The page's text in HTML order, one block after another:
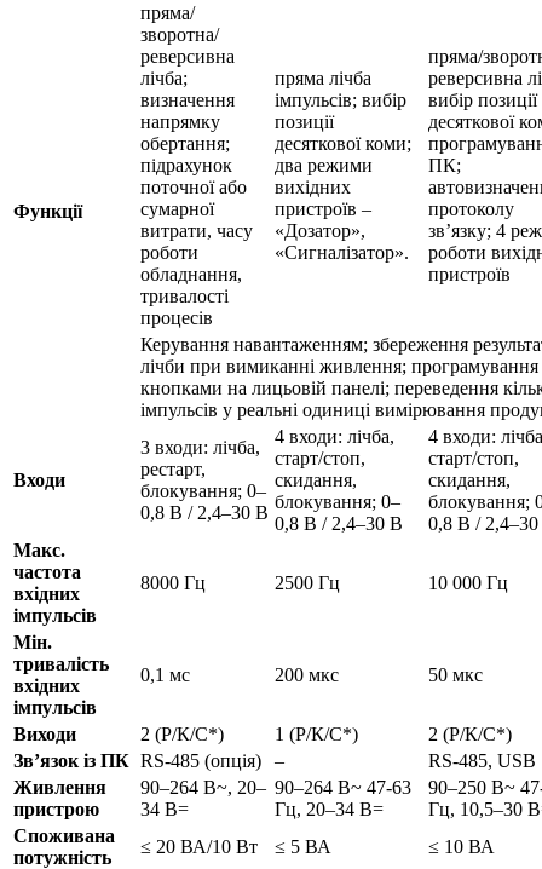
Функції
пряма/
зворотна/
реверсивна
лічба;
визначення
напрямку
обертання;
підрахунок
поточної або
сумарної
витрати, часу
роботи
обладнання,
тривалості
процесів
пряма лічба
імпульсів; вибір
позиції
десяткової коми;
два режими
вихідних
пристроїв –
«Дозатор»,
«Сигналізатор».
пряма/
реверсивна
вибір позиції
десяткової
ПК;
протоколу
зв’язку; 4
роботи
пристроїв
Керування навантаженням; збереження
лічби при вимиканні живлення; програмування
кнопками на лицьовій панелі; переведення
імпульсів у реальні одиниці вимірювання
Входи
3 входи: лічба,
рестарт,
блокування; 0–
0,8 В / 2,4–30 В
4 входи: лічба,
старт/стоп,
скидання,
блокування; 0–
0,8 В / 2,4–30 В
4 входи:
старт/стоп,
скидання,
блокування;
0,8 В /
Макс.
частота
вхідних
імпульсів
8000 Гц 2500 Гц 10 000 Гц
Мін.
тривалість
вхідних
імпульсів
0,1 мс 200 мкс 50 мкс
Виходи 2 (Р/К/С*) 1 (Р/К/С*)
2 (Р/К/С*)
Зв’язок із ПК RS-485 (опція) –
RS-485, USB
Живлення
пристрою
90–264 В~, 20–
34 В=
90–264 В~ 47-63
Гц, 20–34 В=
90–250 В~
Гц, 10,5–30
Споживана
потужність
≤ 20 ВА/10 Вт ≤ 5 ВА
≤ 10 ВА